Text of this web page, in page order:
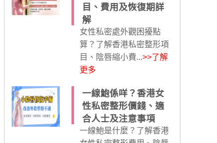
目、費用及恢復期詳
解
女性私密處外觀困擾點
算？了解香港私密整形項
目、陰唇縮小費...>>了解
更多
一線鮑係咩？香港女
性私密整形價錢、適
合人士及注意事項
一線鮑是什麼？了解香港